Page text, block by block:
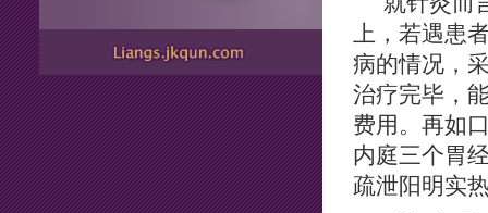
上，若遇患
病的情况，
治疗完毕，
费用。再如
内庭三个胃
疏泄阳明实